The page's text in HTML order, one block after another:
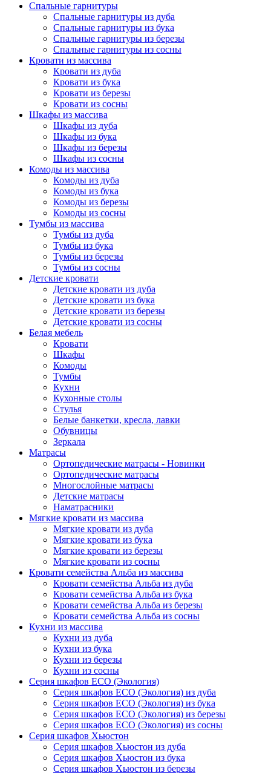
Спальные гарнитуры
Спальные гарнитуры из дуба
Спальные гарнитуры из бука
Спальные гарнитуры из березы
Спальные гарнитуры из сосны
Кровати из массива
Кровати из дуба
Кровати из бука
Кровати из березы
Кровати из сосны
Шкафы из массива
Шкафы из дуба
Шкафы из бука
Шкафы из березы
Шкафы из сосны
Комоды из массива
Комоды из дуба
Комоды из бука
Комоды из березы
Комоды из сосны
Тумбы из массива
Тумбы из дуба
Тумбы из бука
Тумбы из березы
Тумбы из сосны
Детские кровати
Детские кровати из дуба
Детские кровати из бука
Детские кровати из березы
Детские кровати из сосны
Белая мебель
Кровати
Шкафы
Комоды
Тумбы
Кухни
Кухонные столы
Стулья
Белые банкетки, кресла, лавки
Обувницы
Зеркала
Матрасы
Ортопедические матрасы - Новинки
Ортопедические матрасы
Многослойные матрасы
Детские матрасы
Наматрасники
Мягкие кровати из массива
Мягкие кровати из дуба
Мягкие кровати из бука
Мягкие кровати из березы
Мягкие кровати из сосны
Кровати семейства Альба из массива
Кровати семейства Альба из дуба
Кровати семейства Альба из бука
Кровати семейства Альба из березы
Кровати семейства Альба из сосны
Кухни из массива
Кухни из дуба
Кухни из бука
Кухни из березы
Кухни из сосны
Серия шкафов ECO (Экология)
Серия шкафов ECO (Экология) из дуба
Серия шкафов ECO (Экология) из бука
Серия шкафов ECO (Экология) из березы
Серия шкафов ECO (Экология) из сосны
Серия шкафов Хьюстон
Серия шкафов Хьюстон из дуба
Серия шкафов Хьюстон из бука
Серия шкафов Хьюстон из березы